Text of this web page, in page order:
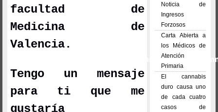
facultad de
Medicina de
Valencia.
Tengo un mensaje
para ti que me
gustaría
Noticia de
Ingresos
Forzosos
Carta Abierta a
los Médicos de
Atención
Primaria
El cannabis
duro causa uno
de cada cuatro
casos de